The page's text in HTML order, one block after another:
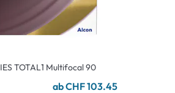
TOTAL1 Multifocal 90
ab CHF 103.45